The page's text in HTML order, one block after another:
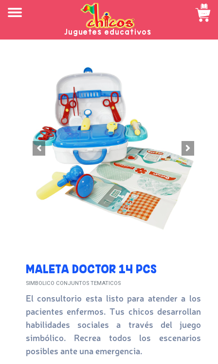
Juguetes educativos
MALETA DOCTOR 14 PCS
SIMBOLICO CONJUNTOS TEMATICOS
El consultorio esta listo para atender a los
pacientes enfermos. Tus chicos desarrollan
habilidades sociales a través del juego
simbólico. Recrea todos los escenarios
posibles ante una emergencia.